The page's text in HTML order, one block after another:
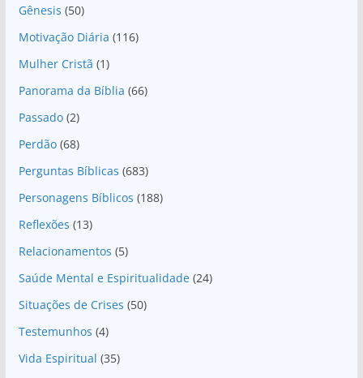
Gênesis (50)
Motivação Diária (116)
Mulher Cristã (1)
Panorama da Bíblia (66)
Passado(2)
Perdão(68)
Perguntas Bíblicas (683)
Personagens Bíblicos (188)
Reflexões (13)
Relacionamentos (5)
Saúde Mental e Espiritualidade(24)
Situações de Crises (50)
Testemunhos (4)
Vida Espiritual (35)